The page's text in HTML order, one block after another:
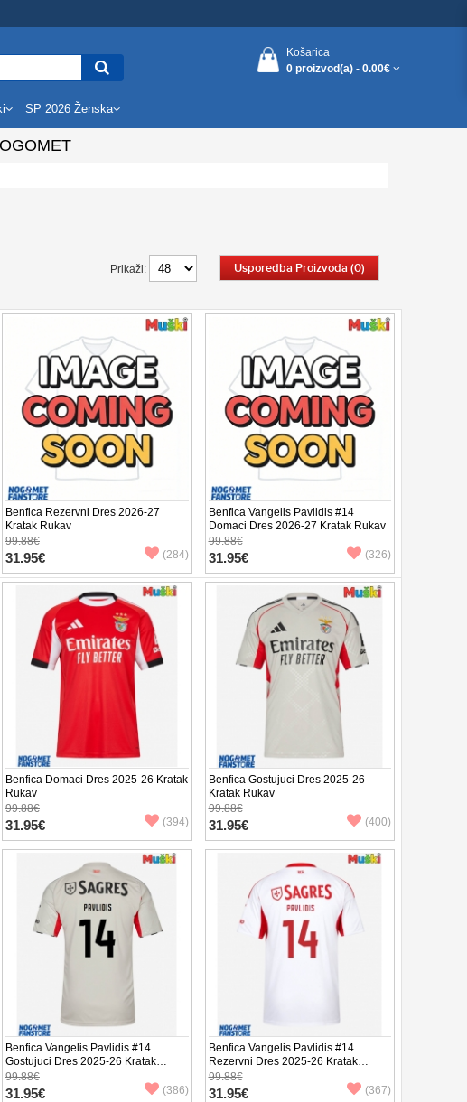
Košarica
0 proizvod(a) - 0.00€
SP 2026 Ženska
Usporedba Proizvoda (0)
Prikaži:
Benfica Rezervni Dres 2026-27
Kratak Rukav
99.88€
31.95€ (284)
Benfica Vangelis Pavlidis #14
Domaci Dres 2026-27 Kratak Rukav
99.88€
31.95€ (326)
Benfica Domaci Dres 2025-26 Kratak
Rukav
99.88€
31.95€ (394)
Benfica Gostujuci Dres 2025-26
Kratak Rukav
99.88€
31.95€ (400)
Benfica Vangelis Pavlidis #14
Gostujuci Dres 2025-26 Kratak
Rukav
99.88€
31.95€ (386)
Benfica Vangelis Pavlidis #14
Rezervni Dres 2025-26 Kratak
Rukav
99.88€
31.95€ (367)